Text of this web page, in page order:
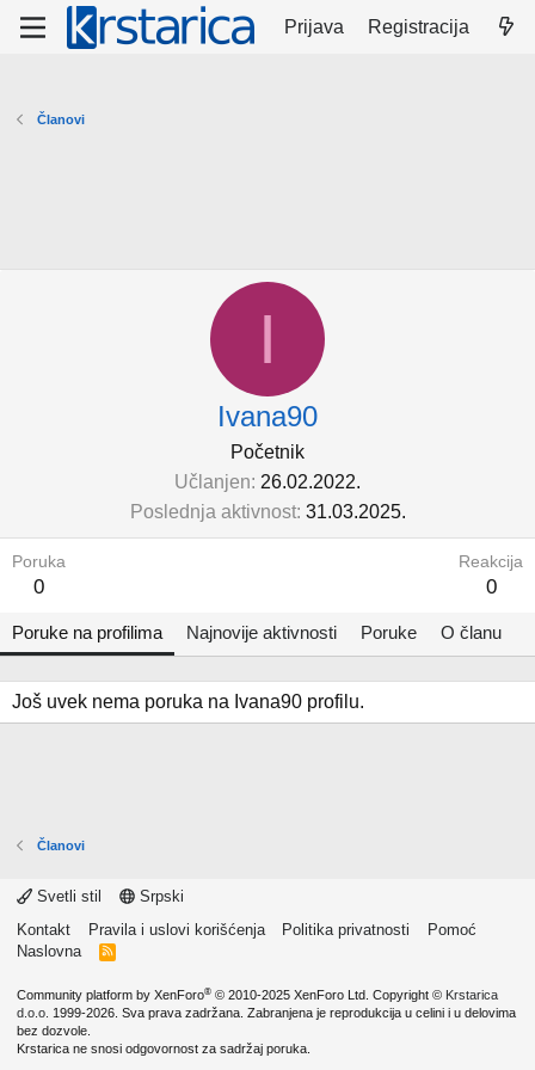
Prijava Registracija
Članovi
I
Ivana90
Početnik
Učlanjen 26.02.2022.
Poslednja aktivnost 31.03.2025.
Poruka
0
Reakcija
0
Poruke na profilima Najnovije aktivnosti Poruke O članu
Još uvek nema poruka na Ivana90 profilu.
Članovi
Svetli stil
Srpski
Kontakt
Pravila i uslovi korišćenja Politika privatnosti
Pomoć
Naslovna
R
Community platform by XenForo® © 2010-2025 XenForo Ltd. Copyright © Krstarica
d.o.o. 1999-2026. Sva prava zadržana. Zabranjena je reprodukcija u celini i u delovima
bez dozvole.
Krstarica ne snosi odgovornost za sadržaj poruka.